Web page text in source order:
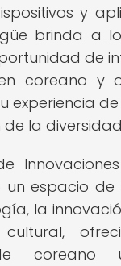
y
brinda a
de
coreano y
experiencia
la
espacio de
la
coreano